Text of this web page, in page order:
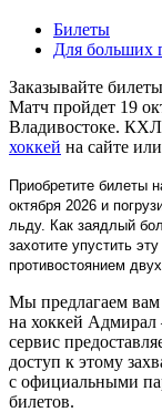
Билеты
Для больших
Заказывайте
Матч пройдет 19
Владивостоке.
хоккей на сайте
Приобретите билеты
октября 2026 и
льду. Как заядлый
захотите упустить
противостоянием
Мы предлагаем
на хоккей
сервис
доступ к этому
с официальными
билетов.